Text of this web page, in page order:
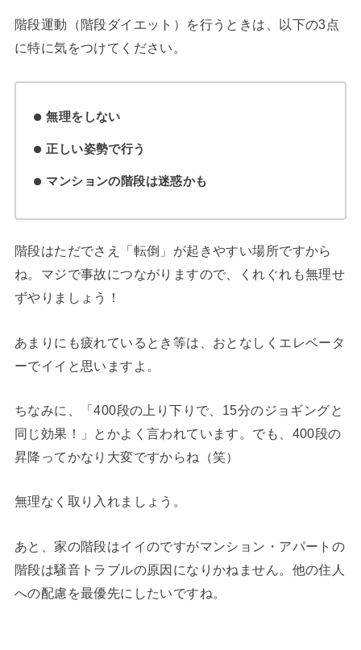
階段運動（階段ダイエット）を行うときは、以下の3点
に特に気をつけてください。
無理をしない
正しい姿勢で行う
マンションの階段は迷惑かも
階段はただでさえ「転倒」が起きやすい場所ですから
ね。マジで事故につながりますので、くれぐれも無理せ
ずやりましょう！
あまりにも疲れているとき等は、おとなしくエレベータ
ーでイイと思いますよ。
ちなみに、「400段の上り下りで、15分のジョギングと
同じ効果！」とかよく言われています。でも、400段の
昇降ってかなり大変ですからね（笑）
無理なく取り入れましょう。
あと、家の階段はイイのですがマンション・アパートの
階段は騒音トラブルの原因になりかねません。他の住人
への配慮を最優先にしたいですね。